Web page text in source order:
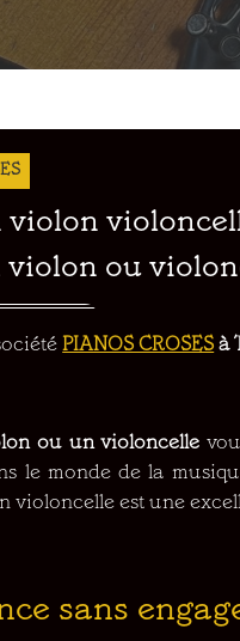
violon
violon ou
PIANOS CROSES à
ou un violoncelle
le monde de la
violoncelle est une
sans